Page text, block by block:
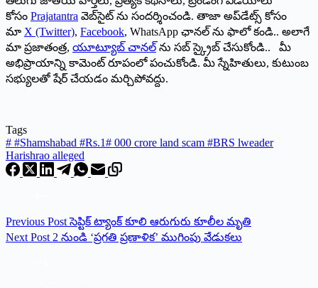
కోసం Prajatantra వెబ్‌సైట్ ను సందర్శించండి. తాజా అప్‌డేట్స్ కోసం
మా X (Twitter), Facebook, WhatsApp ఛానల్ ను ఫాలో కండి.. అలాగే
మా ప్రజాతంత్ర, యూట్యూబ్ చానల్ ను సబ్ స్క్రైబ్ చేసుకోండి.. మీ
అభిప్రాయాన్ని కామెంట్ రూపంలో పంచుకోండి. మీ స్నేహితులు, కుటుంబ
సభ్యులతో షేర్ చేయడం మర్చిపోవద్దు.
Tags
# #Shamshabad #Rs.1# 000 crore land scam #BRS lweader
Harishrao alleged
Previous Post సెప్టిక్ ట్యాంక్ కూలి ఆరుగురు కూలీల మృతి
Next Post 2 నుండి ‘ప్రగతి ప్రణాళిక’ ముగింపు వేడుకలు